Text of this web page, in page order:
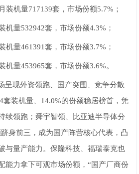
装机量717139套，市场份额5.7%；
机量532942套，市场份额4.3%；
机量461391套，市场份额3.7%；
机量453965套，市场份额3.6%。
呈现外资领跑、国产突围、竞争分散
套装机量、14.0%的份额稳居榜首，凭
续领跑；舜宇智领、比亚迪半导体分
身前三，成为国产阵营核心代表，凸
与量产能力。保隆科技、福瑞泰克也
能力拿下可观市场份额，“国产厂商份